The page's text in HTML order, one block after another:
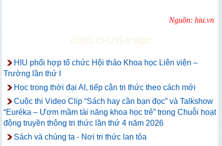
Nguồn: hiu.vn
CÙNG CHUYÊN MỤC
HIU phối hợp tổ chức Hội thảo Khoa học Liên viện –
Trường lần thứ I
Học trong thời đại AI, tiếp cận tri thức theo cách mới
Cuộc thi Video Clip “Sách hay cần bạn đọc” và Talkshow
“Euréka – Ươm mầm tài năng khoa học trẻ” trong Chuỗi hoạt
động truyền thông tri thức lần thứ 4 năm 2026
Sách và chúng ta - Nơi tri thức lan tỏa